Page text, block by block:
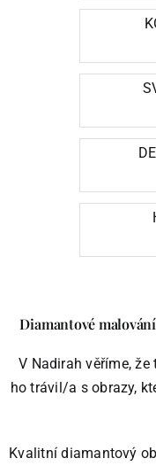
Diamantové
V Nadirah věříme,
ho trávil/a s obrazy,
Kvalitní diamantový